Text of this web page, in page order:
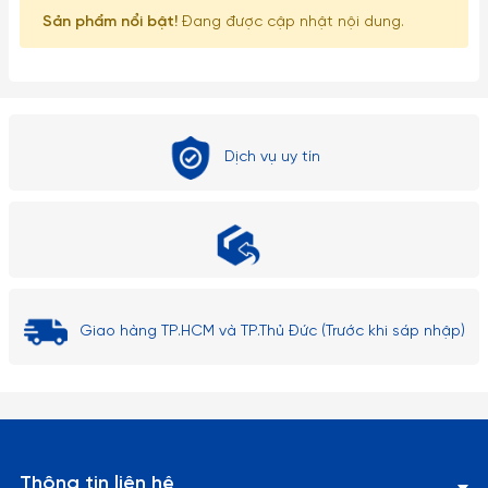
2. Về kích thước: Do góc chụp khác nhau nên sẽ gây ra những
lỗi thị giác nhất định. Sai số có thể từ 1-2cm
Sản phẩm nổi bật! Đang được cập nhật nội dung.
Dịch vụ uy tín
Giao hàng TP.HCM và TP.Thủ Đức (Trước khi sáp nhập)